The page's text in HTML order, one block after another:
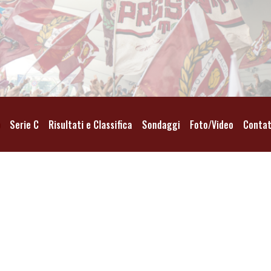
Serie C Risultati e Classifica Sondaggi Foto/Video